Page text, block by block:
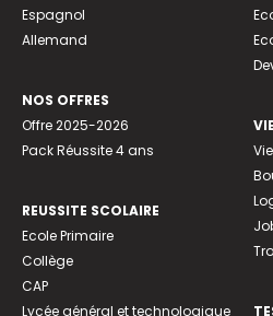
Espagnol
Allemand
NOS OFFRES
Offre 2025-2026
Pack Réussite 4 ans
REUSSITE SCOLAIRE
Ecole Primaire
Collège
CAP
Lycée général et technologique